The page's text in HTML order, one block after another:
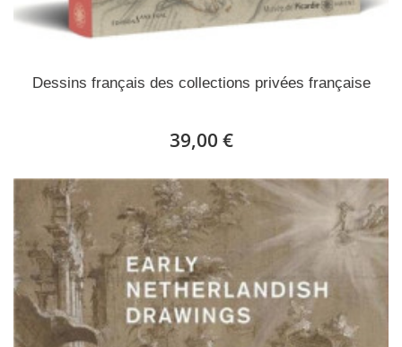
Dessins français des collections privées française
39,00 €